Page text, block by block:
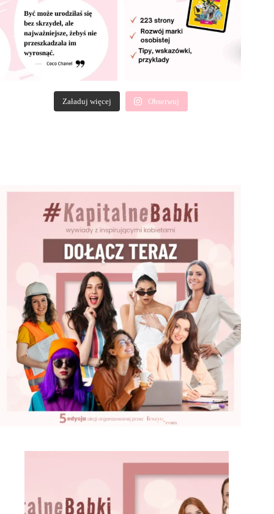
Załaduj więcej Obserwuj